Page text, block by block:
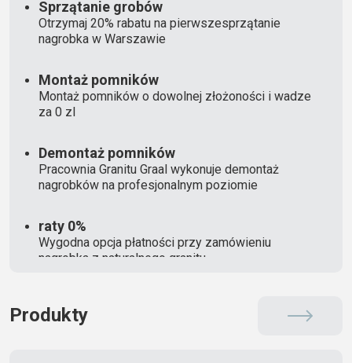
Sprzątanie grobów
Otrzymaj 20% rabatu na pierwszesprzątanie
nagrobka w Warszawie
Montaż pomników
Montaż pomników o dowolnej złożoności i wadze
za 0 zl
Demontaż pomników
Pracownia Granitu Graal wykonuje demontaż
nagrobków na profesjonalnym poziomie
raty 0%
Wygodna opcja płatności przy zamówieniu
nagrobka z naturalnego granitu
Produkty